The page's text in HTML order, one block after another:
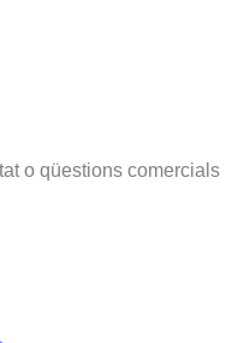
o qüestions comercials